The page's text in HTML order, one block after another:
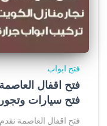
فتح ابواب
فتح سيارات
فتح اقفال العاصمة